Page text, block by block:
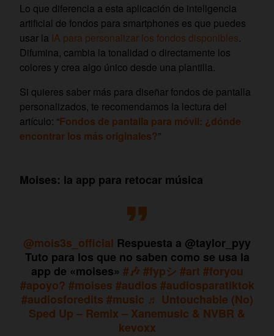
Lo que diferencia a esta aplicación de inteligencia
artificial de fondos para smartphones es que puedes
usar la IA para personalizar los fondos disponibles.
Difumina, cambia la tonalidad o directamente los
colores y crea algo único desde una plantilla.
Si quieres saber más para diseñar fondos de pantalla
personalizados, te recomendamos la lectura del
artículo: “Fondos de pantalla para móvil: ¿dónde
encontrar los más originales?”
Moises: la app para retocar música
@mois3s_official Respuesta a @taylor_pyy
Tuto para los que no saben como se usa la
app de «moises» #🎶 #fypシ #art #foryou
#apoyo? #moises #audios #audiosparatiktok
#audiosforedits #music ♬ Untouchable (No)
Sped Up – Remix – Xanemusic & NVBR &
kevoxx